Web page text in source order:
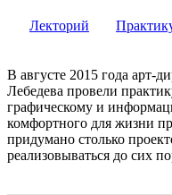
Лекторий
В августе 2015 года арт-
Лебедева провели
графическому и
комфортного для жизни
придумано столько
реализовываться до сих